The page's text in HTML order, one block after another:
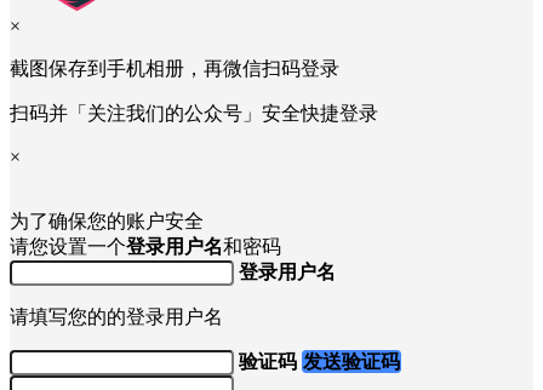
×
截图保存到手机相册，再微信扫码登录
扫码并「关注我们的公众号」安全快捷登录
×
为了确保您的账户安全
请您设置一个登录用户名和密码
登录用户名
请填写您的的登录用户名
验证码 发送验证码